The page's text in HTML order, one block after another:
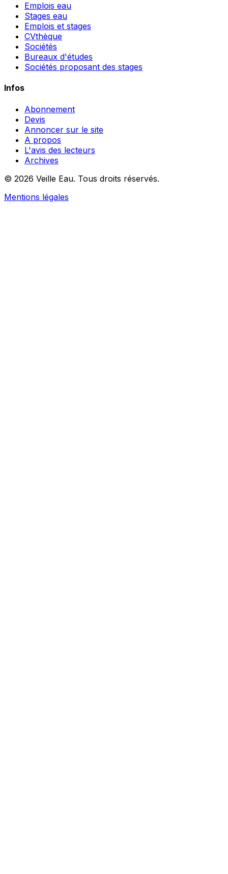
Emplois eau
Stages eau
Emplois et stages
CVthèque
Sociétés
Bureaux d'études
Sociétés proposant des stages
Infos
Abonnement
Devis
Annoncer sur le site
A propos
L'avis des lecteurs
Archives
© 2026 Veille Eau. Tous droits réservés.
Mentions légales